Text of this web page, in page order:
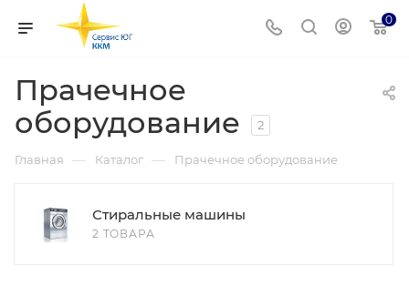
0
Прачечное
оборудование
2
Главная — Каталог — Прачечное оборудование
Стиральные машины
2 ТОВАРА